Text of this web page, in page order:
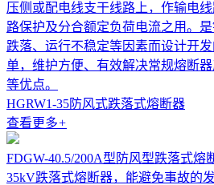
压侧或配电线支干线路上，作输电
路保护及分合额定负荷电流之用。
跌落、运行不稳定等因素而设计开
单，维护方便、有效解决常规熔断
等优点。
HGRW1-35防风式跌落式熔断器
查看更多+
FDGW-40.5/200A型防风型跌落式熔
35kV跌落式熔断器，能避免事故的